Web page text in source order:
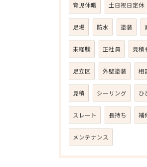
育児休暇 土日祝日定休
足場 防水 塗装
未経験 正社員 見積
足立区 外壁塗装 相
見積 シーリング ひ
スレート 長持ち 補
メンテナンス